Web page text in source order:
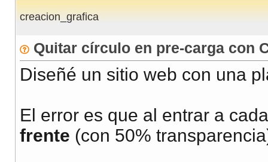
creacion_grafica
Quitar círculo en pre-carga con
Diseñé un sitio web con una
El error es que al entrar a
frente (con 50%